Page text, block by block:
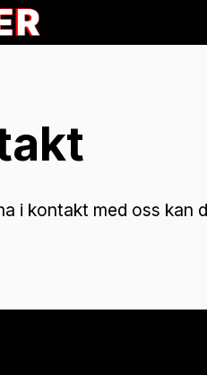
i kontakt med oss kan